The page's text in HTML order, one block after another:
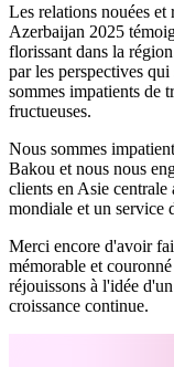
Les relations nouées
Azerbaijan 2025
florissant dans la
par les perspectives qui
sommes impatients de
fructueuses.
Nous sommes
Bakou et nous nous
clients en Asie centrale
mondiale et un service
Merci encore d'avoir
mémorable et
réjouissons à l'idée
croissance continue.